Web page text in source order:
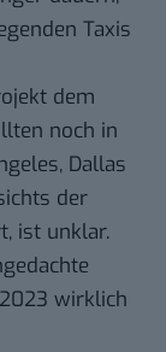
Taxis
dem
noch in
Dallas
der
ist unklar.
wirklich